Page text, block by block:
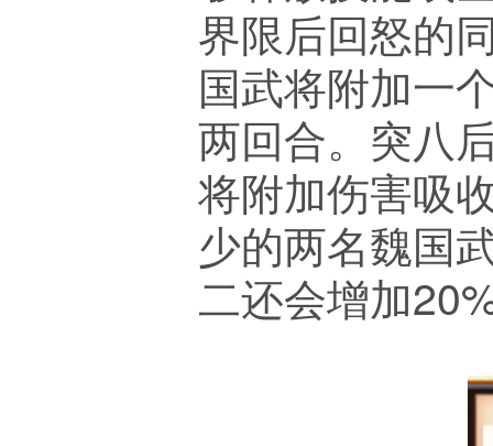
界限后回怒的
国武将附加一
两回合。突八
将附加伤害吸
少的两名魏国
二还会增加